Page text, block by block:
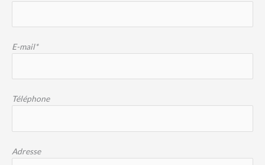
E-mail*
Téléphone
Adresse